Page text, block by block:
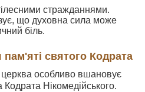
стражданнями.
що духовна сила може
біль.
святого Кодрата
особливо вшановує
Нікомедійського.